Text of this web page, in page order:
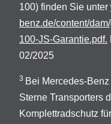
100) finden Sie unter
benz.de/content/
100-JS-Garantie.pdf.
02/2025
3 Bei Mercedes-
Sterne Transporters
Komplettradschutz